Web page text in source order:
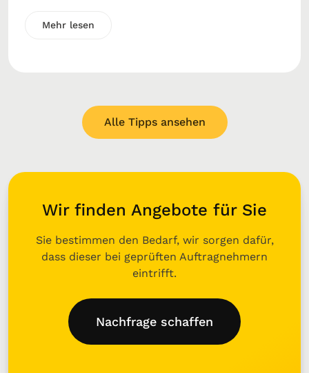
Mehr lesen
Alle Tipps ansehen
Wir finden Angebote für Sie
Sie bestimmen den Bedarf, wir sorgen dafür,
dass dieser bei geprüften Auftragnehmern
eintrifft.
Nachfrage schaffen